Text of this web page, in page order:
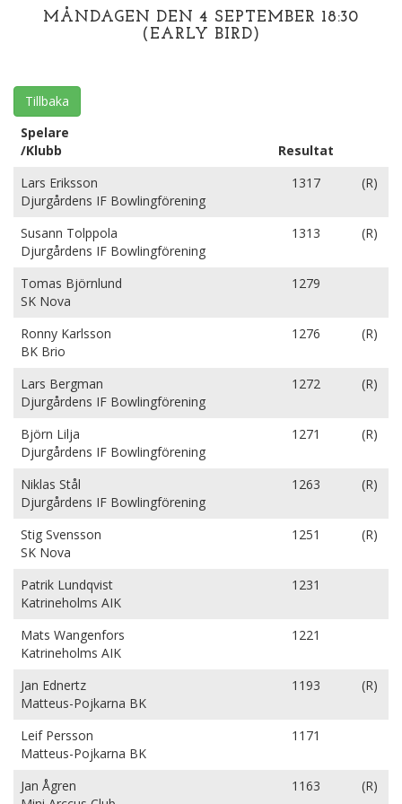
MÅNDAGEN DEN 4 SEPTEMBER 18:30
(EARLY BIRD)
Tillbaka
Spelare
/Klubb
Resultat
Lars Eriksson
Djurgårdens IF Bowlingförening
1317 (R)
Susann Tolppola
Djurgårdens IF Bowlingförening
1313 (R)
Tomas Björnlund
SK Nova
1279
Ronny Karlsson
BK Brio
1276 (R)
Lars Bergman
Djurgårdens IF Bowlingförening
1272 (R)
Björn Lilja
Djurgårdens IF Bowlingförening
1271 (R)
Niklas Stål
Djurgårdens IF Bowlingförening
1263 (R)
Stig Svensson
SK Nova
1251 (R)
Patrik Lundqvist
Katrineholms AIK
1231
Mats Wangenfors
Katrineholms AIK
1221
Jan Ednertz
Matteus-Pojkarna BK
1193 (R)
Leif Persson
Matteus-Pojkarna BK
1171
Jan Ågren
1163 (R)